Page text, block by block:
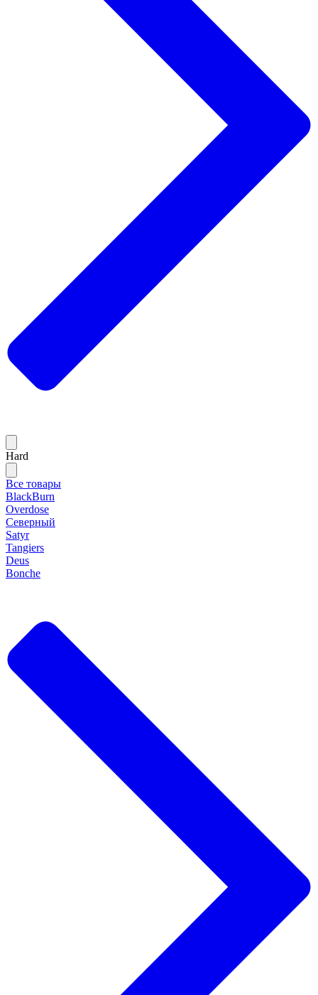
Hard
Все товары
BlackBurn
Overdose
Северный
Satyr
Tangiers
Deus
Bonche